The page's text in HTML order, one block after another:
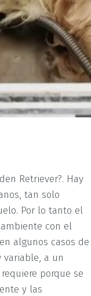
Retriever?. Hay
tan solo
Por lo tanto el
con el
algunos casos de
variable, a un
porque se
y las